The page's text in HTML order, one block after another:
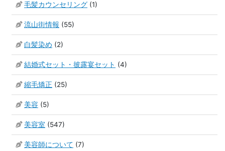
毛髪カウンセリング (1)
流山街情報 (55)
白髪染め (2)
結婚式セット・披露宴セット (4)
縮毛矯正 (25)
美容 (5)
美容室 (547)
美容師について (7)